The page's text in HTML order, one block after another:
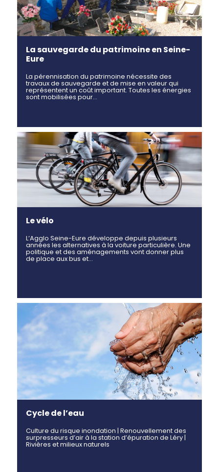
La sauvegarde du patrimoine en Seine-
Eure
La pérennisation du patrimoine nécessite des
travaux de sauvegarde et de mise en valeur qui
représentent un coût important. Toutes les énergies
sont mobilisées pour…
Le vélo
L’Agglo Seine-Eure développe depuis plusieurs
années les alternatives à la voiture particulière. Une
politique et des aménagements vont donner plus
de place aux bus et…
Cycle de l’eau
Culture du risque inondation | Renouvellement des
surpresseurs d’air à la station d’épuration de Léry |
Rivières et milieux naturels